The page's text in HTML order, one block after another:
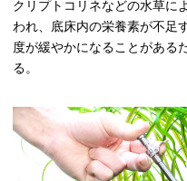
クリプトコリネなどの水草に
われ、底床内の栄養素が不足
度が緩やかになることがある
る。